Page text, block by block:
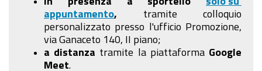
appuntamento, tramite colloquio
personalizzato presso l'ufficio Promozione,
via Ganaceto 140, II piano;
a distanza tramite la piattaforma Google
Meet